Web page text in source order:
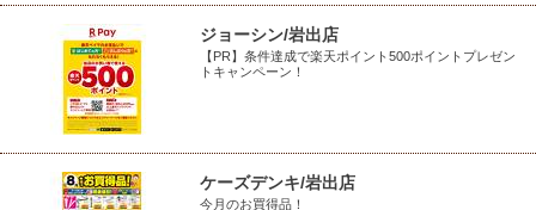
ジョーシン/岩出店
【PR】条件達成で楽天ポイント500ポイントプレゼン
トキャンペーン！
ケーズデンキ/岩出店
今月のお買得品！